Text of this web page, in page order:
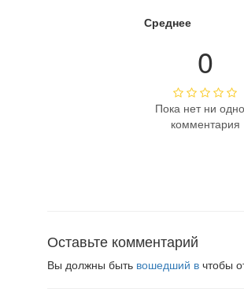
Среднее
0
Пока нет ни
комментария
Оставьте комментарий
Вы должны быть вошедший в чтобы